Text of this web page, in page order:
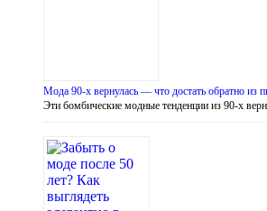
Мода 90-х вернулась — что достать обратно из
Эти бомбические модные тенденции из 90-х